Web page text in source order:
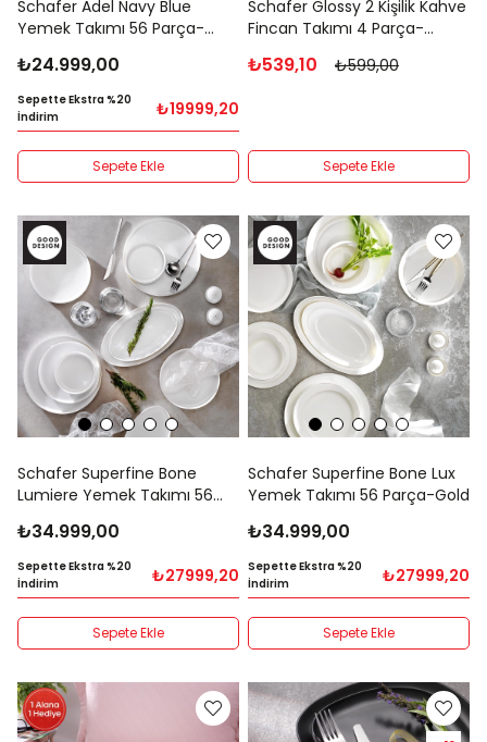
Schafer Adel Navy Blue
Yemek Takımı 56 Parça-
₺24.999,00
Sepette Ekstra %20
İndirim
₺19999,20
Sepete Ekle
Schafer Glossy 2 Kişilik Kahve
Fincan Takımı 4 Parça-
₺539,10 ₺599,00
Sepete Ekle
Schafer Superfine Bone
Lumiere Yemek Takımı 56
₺34.999,00
Sepette Ekstra %20
İndirim
₺27999,20
Sepete Ekle
Schafer Superfine Bone Lux
Yemek Takımı 56 Parça-Gold
₺34.999,00
Sepette Ekstra %20
İndirim
₺27999,20
Sepete Ekle